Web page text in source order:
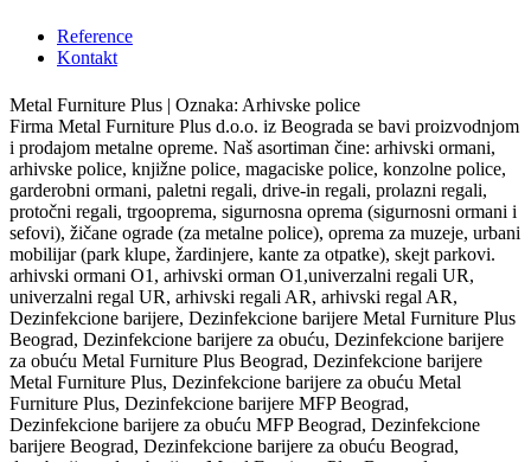
Reference
Kontakt
Metal Furniture Plus | Oznaka: Arhivske police
Firma Metal Furniture Plus d.o.o. iz Beograda se bavi proizvodnjom
i prodajom metalne opreme. Naš asortiman čine: arhivski ormani,
arhivske police, knjižne police, magaciske police, konzolne police,
garderobni ormani, paletni regali, drive-in regali, prolazni regali,
protočni regali, trgooprema, sigurnosna oprema (sigurnosni ormani i
sefovi), žičane ograde (za metalne police), oprema za muzeje, urbani
mobilijar (park klupe, žardinjere, kante za otpatke), skejt parkovi.
arhivski ormani O1, arhivski orman O1,univerzalni regali UR,
univerzalni regal UR, arhivski regali AR, arhivski regal AR,
Dezinfekcione barijere, Dezinfekcione barijere Metal Furniture Plus
Beograd, Dezinfekcione barijere za obuću, Dezinfekcione barijere
za obuću Metal Furniture Plus Beograd, Dezinfekcione barijere
Metal Furniture Plus, Dezinfekcione barijere za obuću Metal
Furniture Plus, Dezinfekcione barijere MFP Beograd,
Dezinfekcione barijere za obuću MFP Beograd, Dezinfekcione
barijere Beograd, Dezinfekcione barijere za obuću Beograd,